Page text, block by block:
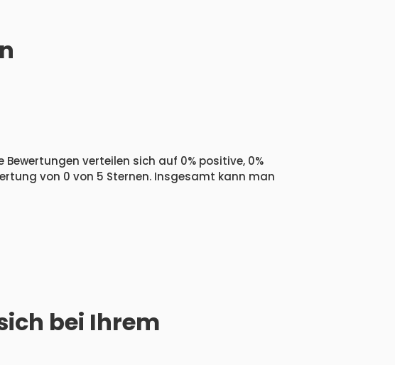
verteilen sich auf 0% positive, 0%
von 0 von 5 Sternen. Insgesamt kann man
bei Ihrem